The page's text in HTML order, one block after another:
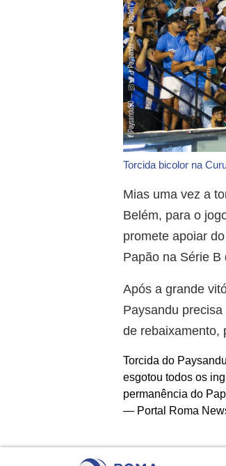
Torcida bicolor na
Mias uma vez a
Belém, para o
promete apoiar
Papão na Série B
Após a grande
Paysandu
de rebaixamento,
Torcida do
esgotou todos os
permanência do
— Portal Roma